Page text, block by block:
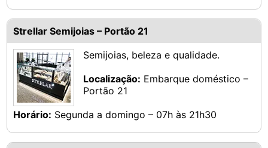
Strellar Semijoias – Portão 21
Semijoias, beleza e qualidade.
Localização: Embarque doméstico –
Portão 21
Horário: Segunda a domingo – 07h às 21h30